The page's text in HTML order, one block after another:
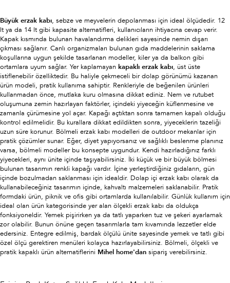
Büyük erzak kabı, sebze ve meyvelerin depolanması için ideal ölçüdedir. 12
lt ya da 14 lt gibi kapasite alternatifleri, kullanıcıların ihtiyacına cevap verir.
Kapak kısmında bulunan havalandırma delikleri sayesinde nemin dışarı
çıkması sağlanır. Canlı organizmaları bulunan gıda maddelerinin saklama
koşullarına uygun şekilde tasarlanan modeller, kiler ya da balkon gibi
ortamlara uyum sağlar. Yer kaplamayan kapaklı erzak kabı, üst üste
istiflenebilir özelliktedir. Bu haliyle çekmeceli bir dolap görünümü kazanan
ürün modeli, pratik kullanıma sahiptir. Renkleriyle de beğenilen ürünleri
kullanmadan önce, mutlaka kuru olmasına dikkat ediniz. Nem ve rutubet
oluşumuna zemin hazırlayan faktörler, içindeki yiyeceğin küflenmesine ve
zamanla çürümesine yol açar. Kapağı açtıktan sonra tamamen kapalı olduğu
kontrol edilmelidir. Bu kurallara dikkat edildikten sonra, yiyeceklerin tazeliği
uzun süre korunur. Bölmeli erzak kabı modelleri de outdoor mekanlar için
pratik çözümler sunar. Eğer, diyet yapıyorsanız ve sağlıklı beslenme planınız
varsa, bölmeli modeller bu konsepte uygundur. Kendi hazırladığınız farklı
yiyecekleri, aynı ünite içinde taşıyabilirsiniz. İki küçük ve bir büyük bölmesi
bulunan tasarımın renkli kapağı vardır. İçine yerleştirdiğiniz gıdaların, gün
içinde bozulmadan saklanması için idealdir. Dolap içi erzak kabı olarak da
kullanabileceğiniz tasarımın içinde, kahvaltı malzemeleri saklanabilir. Pratik
formdaki ürün, piknik ve ofis gibi ortamlarda kullanılabilir. Günlük kullanım için
ideal olan ürün kategorisinde yer alan ölçekli erzak kabı da oldukça
fonksiyoneldir. Yemek pişirirken ya da tatlı yaparken tuz ve şekeri ayarlamak
zor olabilir. Bunun önüne geçen tasarımlarla tam kıvamında lezzetler elde
edersiniz. Entegre edilmiş, bardak ölçülü ünite sayesinde yemek ve tatlı gibi
özel ölçü gerektiren menüleri kolayca hazırlayabilirsiniz. Bölmeli, ölçekli ve
pratik kapaklı ürün alternatiflerini Mihel home'dan sipariş verebilirsiniz.